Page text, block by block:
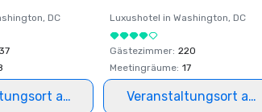
, DC
auswählen
Luxushotel in Washington, DC
Gästezimmer: 220
Meetingräume: 17
Veranstaltungsort